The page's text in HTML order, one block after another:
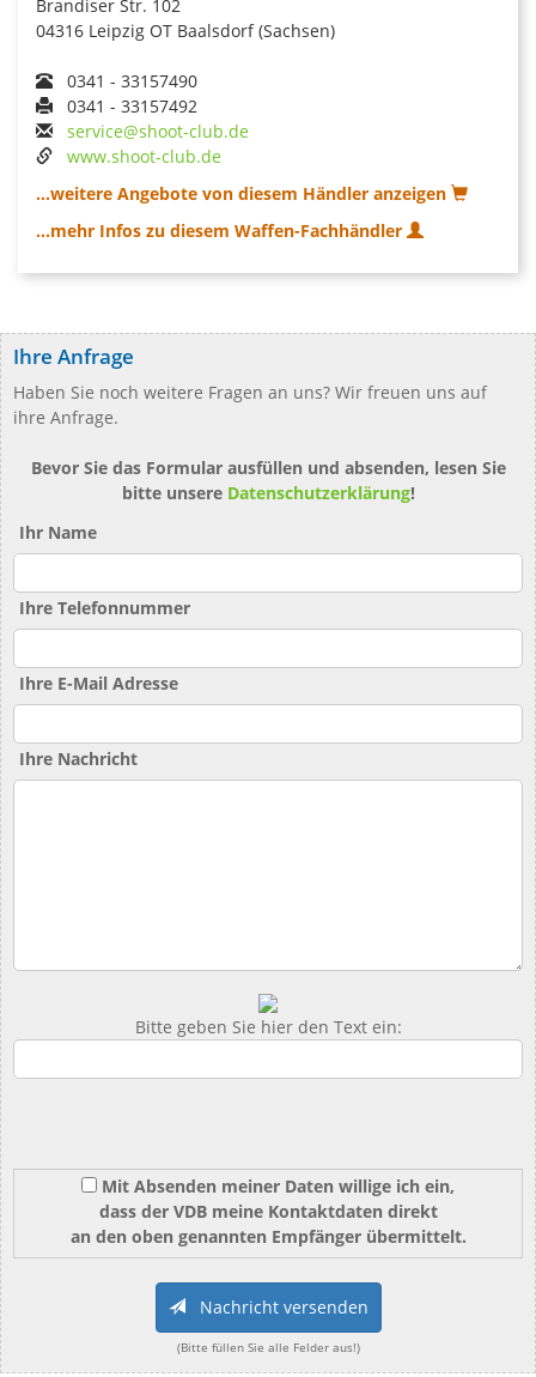
Brandiser Str. 102
04316 Leipzig OT Baalsdorf (Sachsen)
0341 - 33157490
0341 - 33157492
service@shoot-club.de
www.shoot-club.de
...weitere Angebote von diesem Händler anzeigen
...mehr Infos zu diesem Waffen-Fachhändler
Ihre Anfrage
Haben Sie noch weitere Fragen an uns? Wir freuen uns auf
ihre Anfrage.
Bevor Sie das Formular ausfüllen und absenden, lesen Sie
bitte unsere Datenschutzerklärung!
Ihr Name
Ihre Telefonnummer
Ihre E-Mail Adresse
Ihre Nachricht
Bitte geben Sie hier den Text ein:
Mit Absenden meiner Daten willige ich ein,
dass der VDB meine Kontaktdaten direkt
an den oben genannten Empfänger übermittelt.
Nachricht versenden
(Bitte füllen Sie alle Felder aus!)